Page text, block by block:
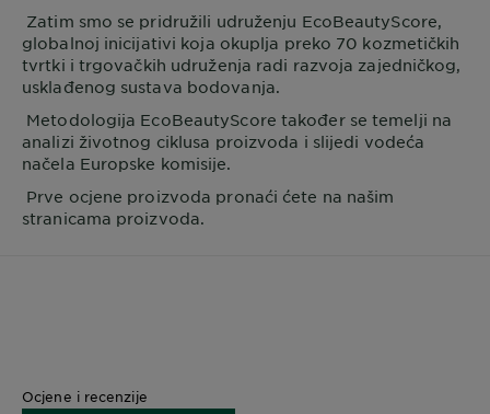
Zatim smo se pridružili udruženju EcoBeautyScore,
globalnoj inicijativi koja okuplja preko 70 kozmetičkih
tvrtki i trgovačkih udruženja radi razvoja zajedničkog,
usklađenog sustava bodovanja.
Metodologija EcoBeautyScore također se temelji na
analizi životnog ciklusa proizvoda i slijedi vodeća
načela Europske komisije.
Prve ocjene proizvoda pronaći ćete na našim
stranicama proizvoda.
Ocjene i recenzije